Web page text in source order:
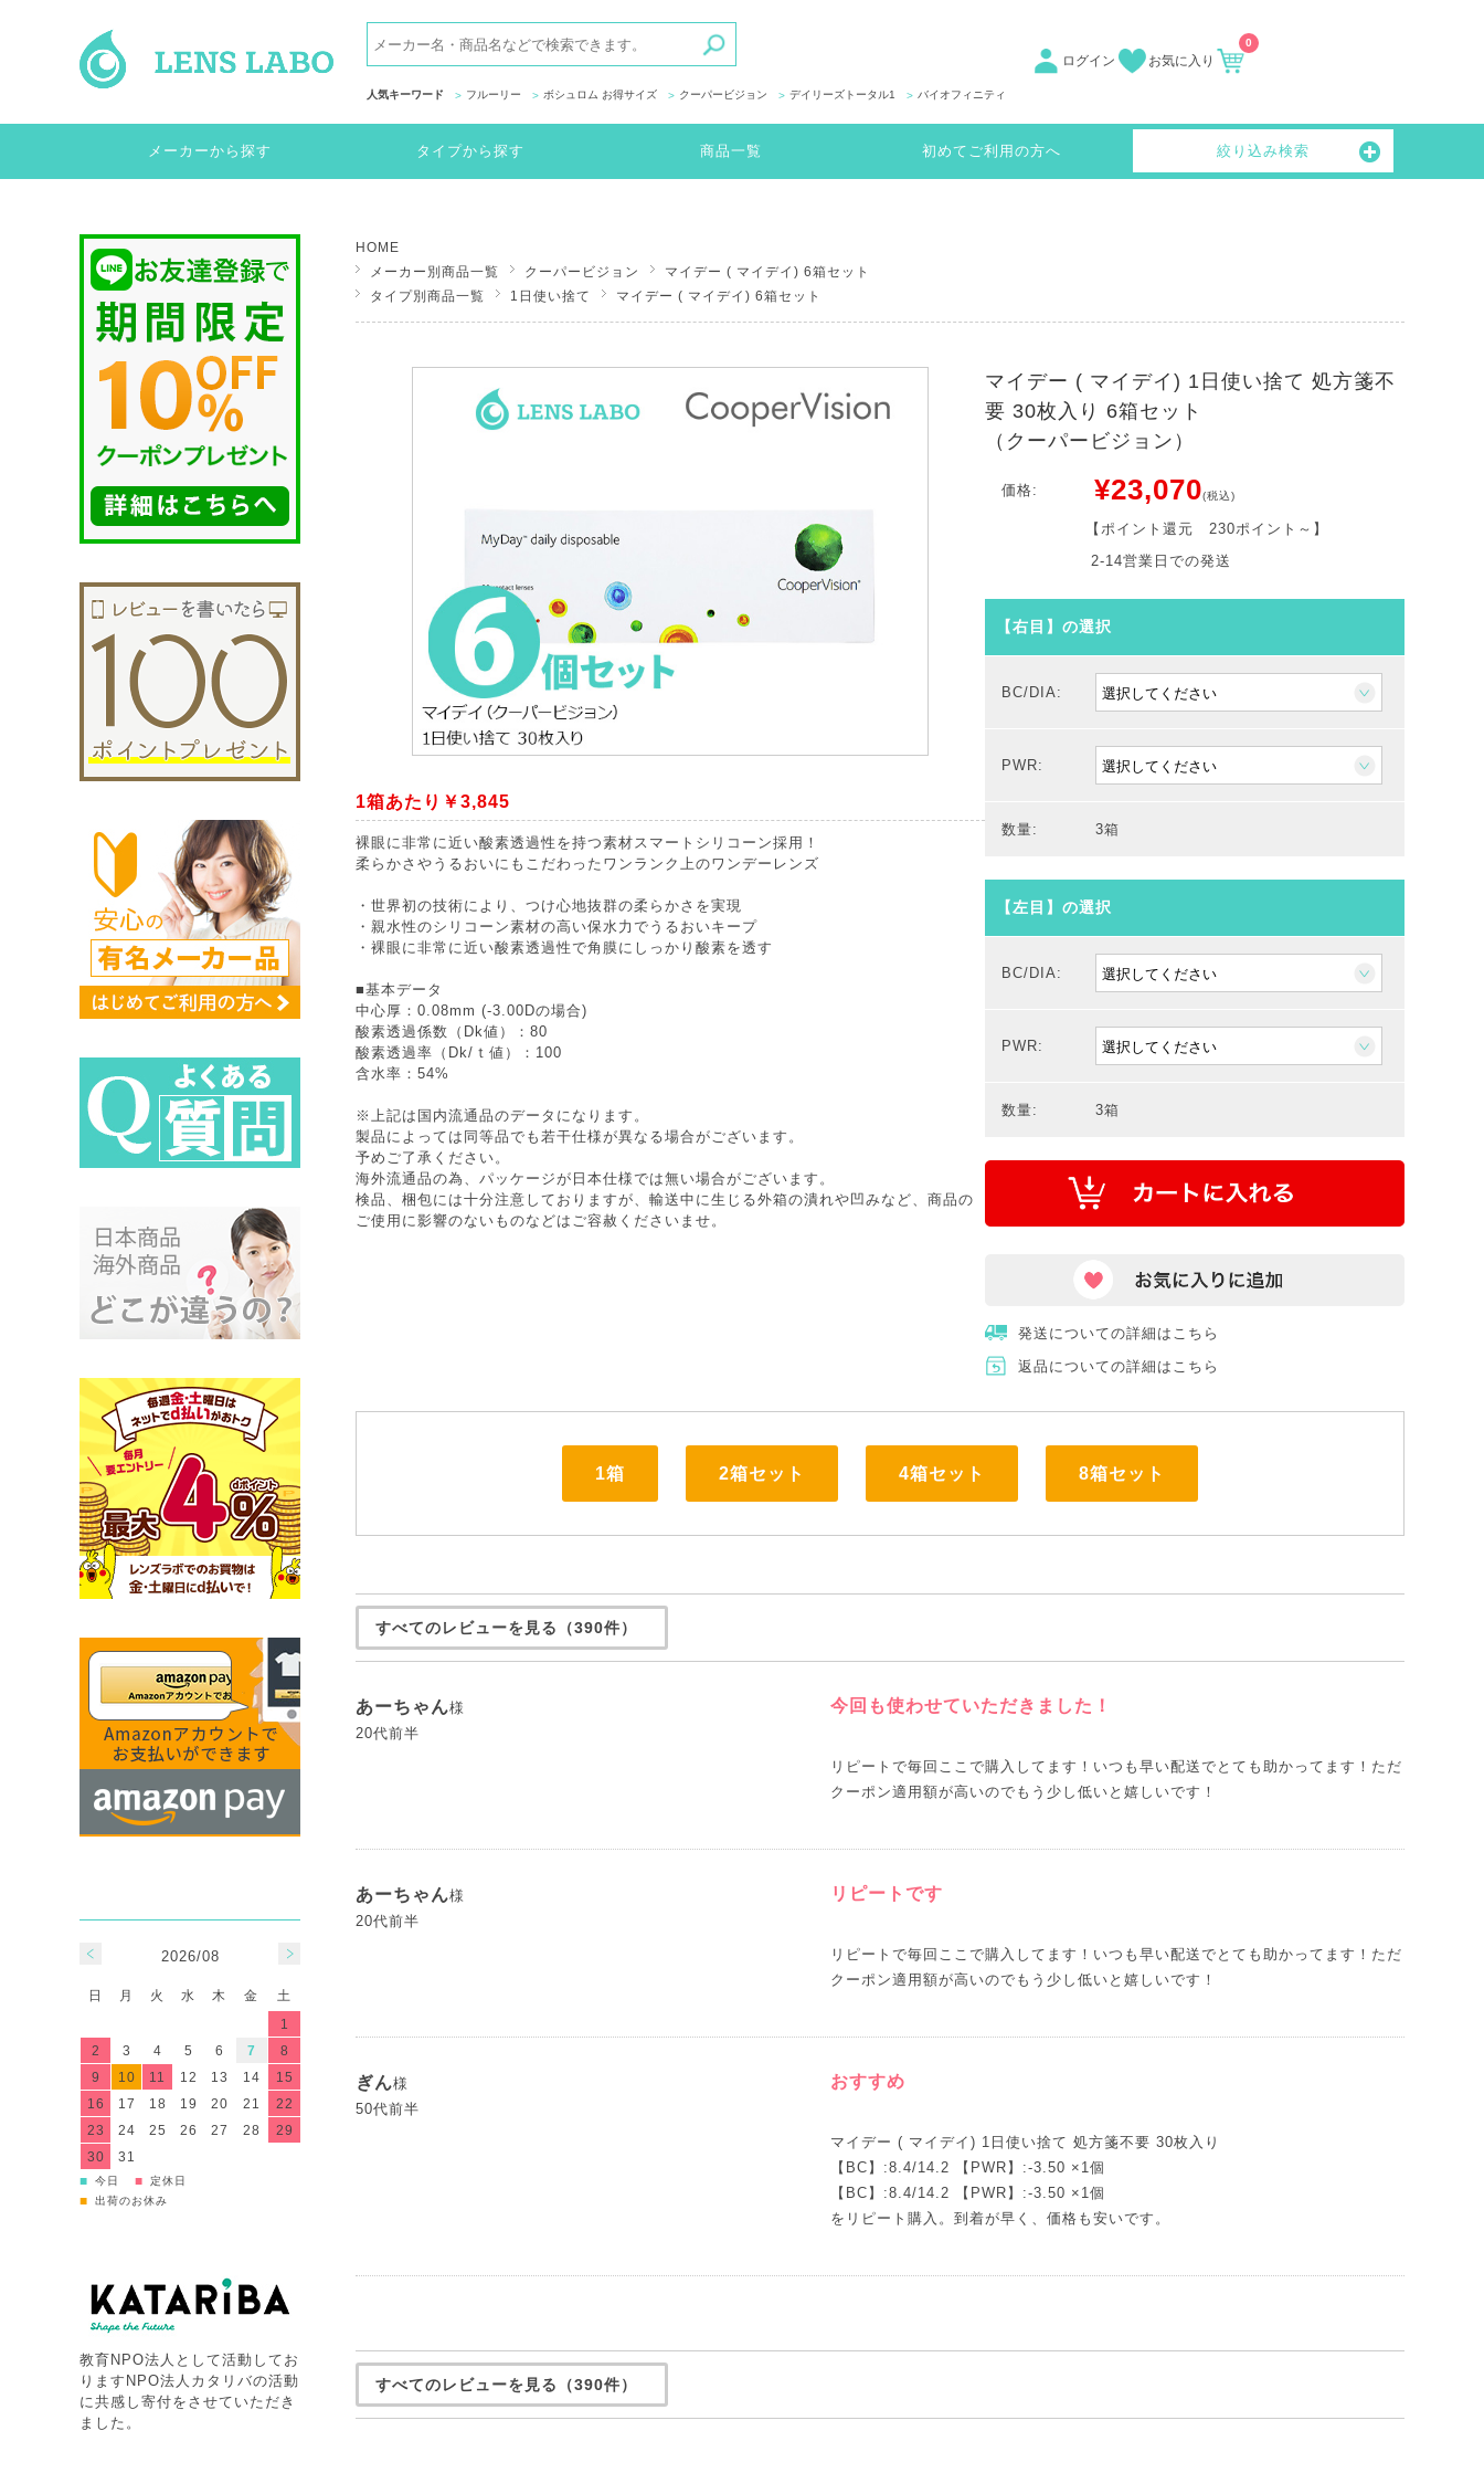
人気キーワード フルーリー ボシュロム お得サイズ クーパービジョン デイリーズトータル1 バイオフィニティ
ログイン お気に入り
0
メーカーから探す タイプから探す 商品一覧 初めてご利用の方へ 絞り込み検索
HOME
メーカー別商品一覧
クーパービジョン
マイデー ( マイデイ) 6箱セット
タイプ別商品一覧
1日使い捨て マイデー ( マイデイ) 6箱セット
1箱あたり￥3,845
裸眼に非常に近い酸素透過性を持つ素材スマートシリコーン採用！
柔らかさやうるおいにもこだわったワンランク上のワンデーレンズ
・世界初の技術により、つけ心地抜群の柔らかさを実現
・親水性のシリコーン素材の高い保水力でうるおいキープ
・裸眼に非常に近い酸素透過性で角膜にしっかり酸素を透す
■基本データ
中心厚：0.08mm (-3.00Dの場合)
酸素透過係数（Dk値）：80
酸素透過率（Dk/ｔ値）：100
含水率：54%
※上記は国内流通品のデータになります。
製品によっては同等品でも若干仕様が異なる場合がございます。
予めご了承ください。
海外流通品の為、パッケージが日本仕様では無い場合がございます。
検品、梱包には十分注意しておりますが、輸送中に生じる外箱の潰れや凹みなど、商品の
ご使用に影響のないものなどはご容赦くださいませ。
マイデー ( マイデイ) 1日使い捨て 処方箋不
要 30枚入り 6箱セット
（クーパービジョン）
価格: ¥23,070(税込)
【ポイント還元 230ポイント～ 】
2-14営業日での発送
【右目】の選択
BC/DIA:
PWR:
数量: 3箱
【左目】の選択
BC/DIA:
PWR:
数量: 3箱
発送についての詳細はこちら
返品についての詳細はこちら
1箱 2箱セット 4箱セット 8箱セット
すべてのレビューを見る（390件）
あーちゃん様
20代前半
今回も使わせていただきました！
リピートで毎回ここで購入してます！いつも早い配送でとても助かってます！ただ
クーポン適用額が高いのでもう少し低いと嬉しいです！
あーちゃん様
20代前半
リピートです
リピートで毎回ここで購入してます！いつも早い配送でとても助かってます！ただ
クーポン適用額が高いのでもう少し低いと嬉しいです！
ぎん様
50代前半
おすすめ
マイデー ( マイデイ) 1日使い捨て 処方箋不要 30枚入り
【BC】:8.4/14.2 【PWR】:-3.50 ×1個
【BC】:8.4/14.2 【PWR】:-3.50 ×1個
をリピート購入。到着が早く、価格も安いです。
すべてのレビューを見る（390件）
2026/08
日 月 火 水 木 金
土
1
2
3 4 5 6 7
8
9
10 11 12 13 14
15
16
17 18 19 20 21
22
23
24 25 26 27 28
29
30
31
■ 今日 ■ 定休日
■ 出荷のお休み
教育NPO法人として活動してお
りますNPO法人カタリバの活動
に共感し寄付をさせていただき
ました。